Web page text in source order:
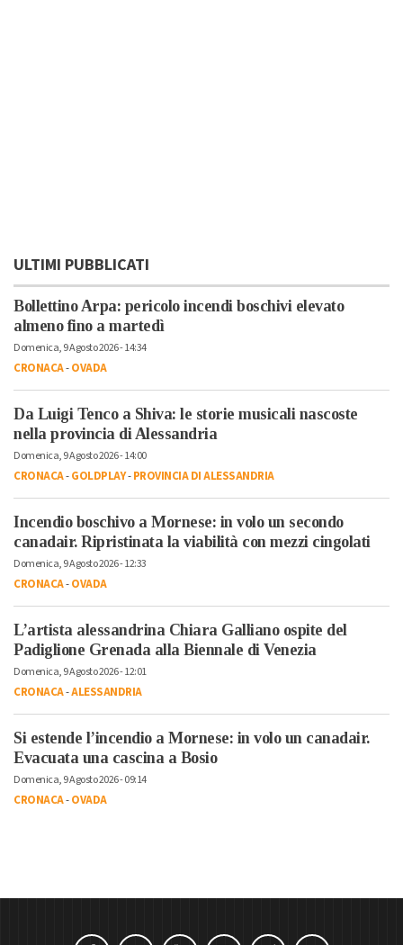
ULTIMI PUBBLICATI
Bollettino Arpa: pericolo incendi boschivi elevato
almeno fino a martedì
Domenica, 9 Agosto 2026 - 14:34
CRONACA-OVADA
Da Luigi Tenco a Shiva: le storie musicali nascoste
nella provincia di Alessandria
Domenica, 9 Agosto 2026 - 14:00
CRONACA-GOLDPLAY-PROVINCIA DI ALESSANDRIA
Incendio boschivo a Mornese: in volo un secondo
canadair. Ripristinata la viabilità con mezzi cingolati
Domenica, 9 Agosto 2026 - 12:33
CRONACA-OVADA
L’artista alessandrina Chiara Galliano ospite del
Padiglione Grenada alla Biennale di Venezia
Domenica, 9 Agosto 2026 - 12:01
CRONACA-ALESSANDRIA
Si estende l’incendio a Mornese: in volo un canadair.
Evacuata una cascina a Bosio
Domenica, 9 Agosto 2026 - 09:14
CRONACA-OVADA